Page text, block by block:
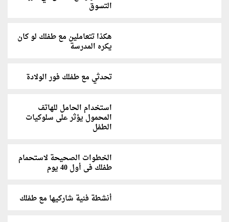
التسوق
هكذا تتعاملين مع طفلك لو كان
يكره المدرسة
تحدثي مع طفلك فور الولادة
استخدام الحامل للهاتف
المحمول يؤثر على سلوكيات
الطفل
الخطوات الصحيحة لاستحمام
طفلك فى أول 40 يوم
أنشطة فنية شاركيها مع طفلك